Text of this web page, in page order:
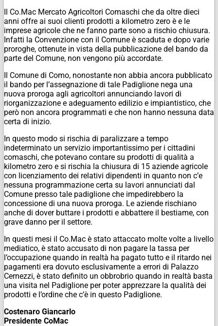
Il Co.Mac Mercato Agricoltori Comaschi che da oltre dieci
anni offre ai suoi clienti prodotti a kilometro zero è e le
imprese agricole che ne fanno parte sono a rischio chiusura.
Infatti la Convenzione con il Comune è scaduta e dopo varie
proroghe, ottenute in vista della pubblicazione del bando da
parte del Comune, non vengono più accordate.
Il Comune di Como, nonostante non abbia ancora pubblicato
il bando per l’assegnazione di tale Padiglione nega una
nuova proroga agli agricoltori annunciando lavori di
riorganizzazione e adeguamento edilizio e impiantistico, che
però non ancora programmati e che non hanno nessuna data
certa di inizio.
In questo modo si rischia di paralizzare a tempo
indeterminato un servizio importantissimo per i cittadini
comaschi, che potevano contare su prodotti di qualità a
kilometro zero e si rischia la chiusura di 15 aziende agricole
con licenziamento dei relativi dipendenti in quanto non c’e
nessuna programmazione certa su lavori annunciati dal
Comune presso tale padiglione che impedirebbero la
concessione di una nuova proroga. Le aziende rischiano
anche di dover buttare i prodotti e abbattere il bestiame, con
grave danno per il settore.
In questi mesi il Co.Mac è stato attaccato molte volte a livello
mediatico, è stato accusato di non pagare la tassa per
l’occupazione quando in realtà ha pagato tutto e il ritardo nei
pagamenti era dovuto esclusivamente a errori di Palazzo
Cernezzi, è stato definito un obbrobrio quando in realtà basta
una visita nel Padiglione per poter apprezzare la qualità dei
prodotti e l’ordine che c’è in questo Padiglione.
Costenaro Giancarlo
Presidente CoMac